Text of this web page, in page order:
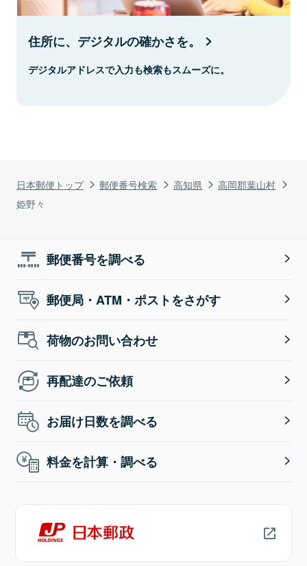
日本郵便トップ 郵便番号検索 高知県
高岡郡葉山村
姫野々
住所に、デジタルの確かさを。
デジタルアドレスで入力も検索もスムーズに。
郵便番号を調べる
郵便局・ATM・ポストをさがす
荷物のお問い合わせ
再配達のご依頼
お届け日数を調べる
料金を計算・調べる